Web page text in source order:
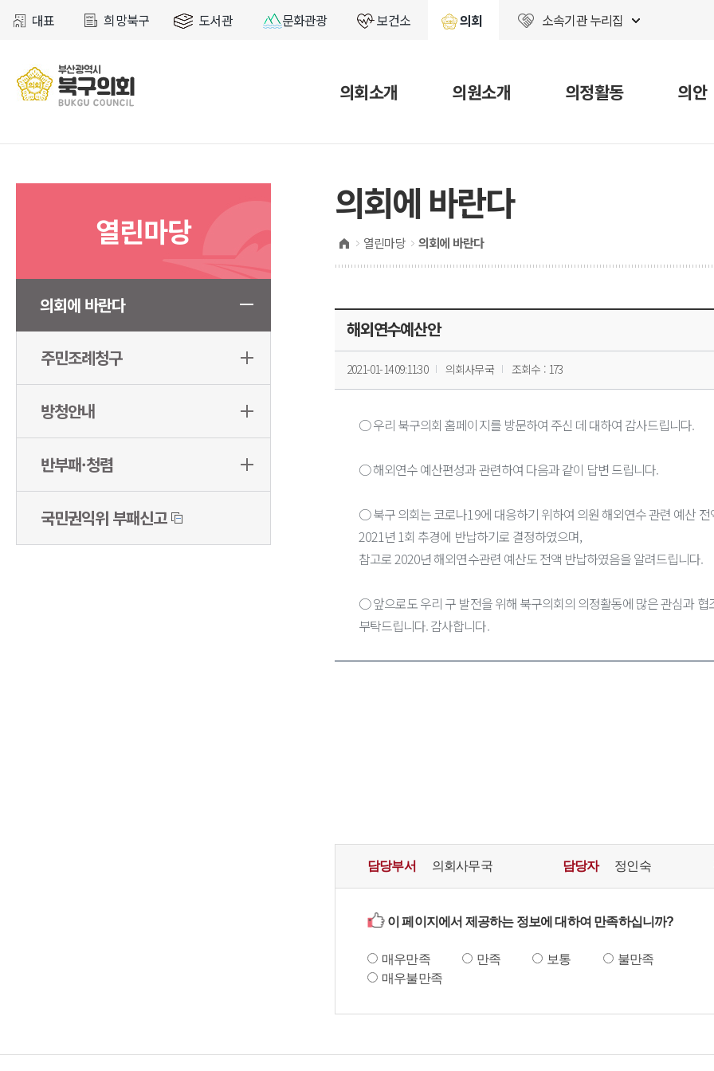
대표 희망북구 도서관 문화관광 보건소 의회 소속기관 누리집
의회소개 의원소개 의정활동 의안
열린마당
의회에 바란다
주민조례청구
방청안내
반부패·청렴
국민권익위 부패신고
의회에 바란다
열린마당 의회에 바란다
해외연수예산안
2021-01-14 09:11:30 의회사무국 조회수 : 173
○ 우리 북구의회 홈페이지를 방문하여 주신 데 대하여 감사드립니다.
○ 해외연수 예산편성과 관련하여 다음과 같이 답변 드립니다.
○ 북구 의회는 코로나19에 대응하기 위하여 의원 해외연수 관련 예산 전
2021년 1회 추경에 반납하기로 결정하였으며,
참고로 2020년 해외연수관련 예산도 전액 반납하였음을 알려드립니다.
○ 앞으로도 우리 구 발전을 위해 북구의회의 의정활동에 많은 관심과 협
부탁드립니다. 감사합니다.
담당부서 의회사무국 담당자 정인숙
이 페이지에서 제공하는 정보에 대하여 만족하십니까?
매우만족 만족 보통
불만족
매우불만족